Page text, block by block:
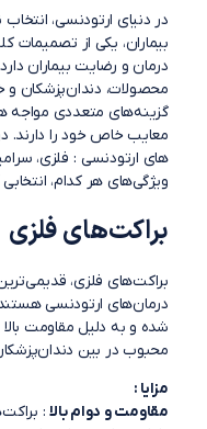
در دنیای ارتودنسی،
بیماران، یکی از تصمیمات
درمان و رضایت بیماران
محصولات، دندان‌پزشکان و
گزینه‌های متعددی مواجه
معایب خاص خود را دارند.
های ارتودنسی : فلزی،
ویژگی‌های هر کدام،
براکت‌های فلزی
براکت‌های فلزی،
درمان‌های ارتودنسی
شده و به دلیل مقاومت
محبوب در بین
مزایا :
مقاومت و دوام بالا: